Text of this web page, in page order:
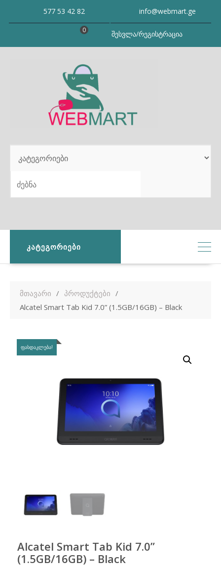
577 53 42 82 info@webmart.ge
შესვლა/რეგისტრაცია
0
SEARCH
ᲙᲐᲢᲔᲒᲝᲠᲘᲔᲑᲘ
მთავარი
პროდუქტები
Alcatel Smart Tab Kid 7.0” (1.5GB/16GB) – Black
ᲤᲐᲡᲓᲐᲙᲚᲔᲑᲐ!
Alcatel Smart Tab Kid 7.0”
(1.5GB/16GB) – Black